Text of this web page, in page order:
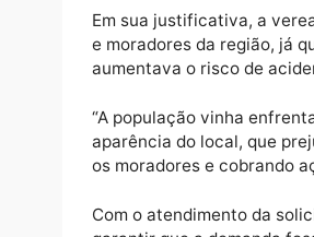
realizou os serviços de
Leste da capital.
Em sua justificativa, a
aumentava o risco de